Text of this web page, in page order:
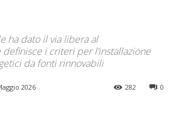
ha dato il via libera al
i criteri per l’installazione
da fonti rinnovabili
2026 0
282